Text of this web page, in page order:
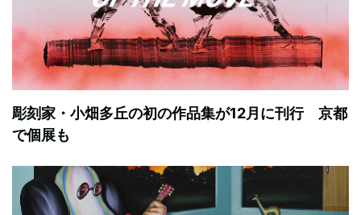
彫刻家・小畑多丘の初の作品集が12月に刊行 京都
で個展も